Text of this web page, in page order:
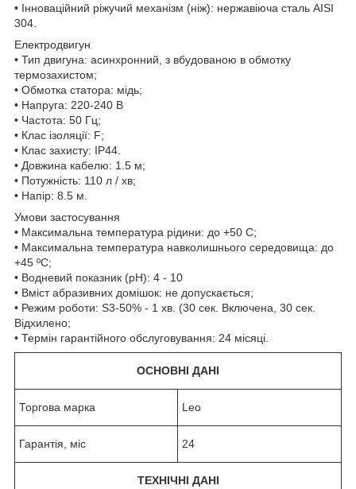
• Інноваційний ріжучий механізм (ніж): нержавіюча сталь AISI
304.
Електродвигун
• Тип двигуна: асинхронний, з вбудованою в обмотку
термозахистом;
• Обмотка статора: мідь;
• Напруга: 220-240 В
• Частота: 50 Гц;
• Клас ізоляції: F;
• Клас захисту: IP44.
• Довжина кабелю: 1.5 м;
• Потужність: 110 л / хв;
• Напір: 8.5 м.
Умови застосування
• Максимальна температура рідини: до +50 C;
• Максимальна температура навколишнього середовища: до
+45 ºC;
• Водневий показник (pH): 4 - 10
• Вміст абразивних домішок: не допускається;
• Режим роботи: S3-50% - 1 хв. (30 сек. Включена, 30 сек.
Відхилено;
• Термін гарантійного обслуговування: 24 місяці.
ОСНОВНІ ДАНІ
Торгова марка Leo
Гарантія, міс 24
ТЕХНІЧНІ ДАНІ